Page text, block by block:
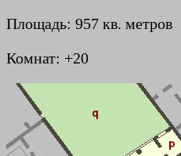
Площадь: 957 кв. метров
Комнат: +20